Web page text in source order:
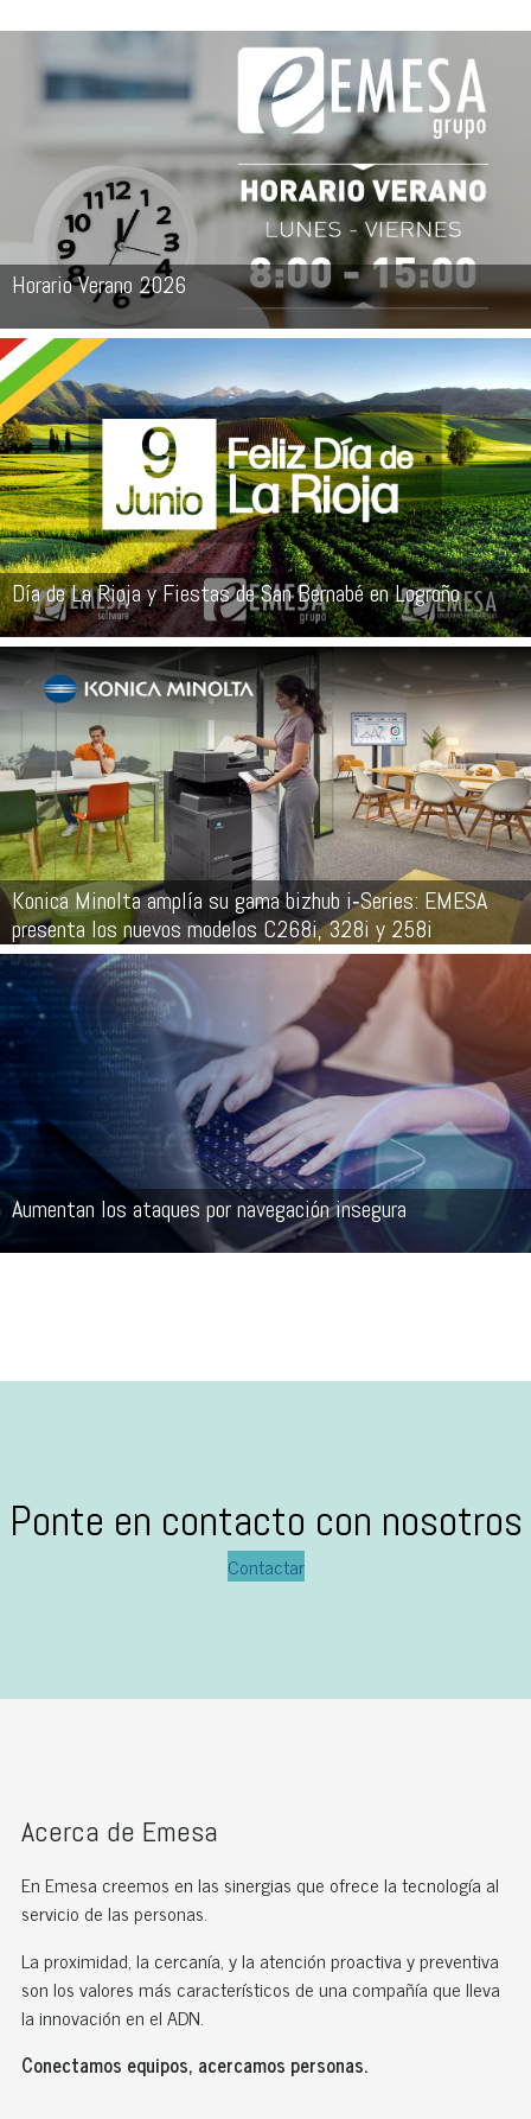
Horario Verano 2026
Día de La Rioja y Fiestas de San Bernabé en Logroño
Konica Minolta amplía su gama bizhub i‑Series: EMESA
presenta los nuevos modelos C268i, 328i y 258i
Aumentan los ataques por navegación insegura
Ponte en contacto con nosotros
Contactar
Acerca de Emesa
En Emesa creemos en las sinergias que ofrece la tecnología al
servicio de las personas.
La proximidad, la cercanía, y la atención proactiva y preventiva
son los valores más característicos de una compañía que lleva
la innovación en el ADN.
Conectamos equipos, acercamos personas.